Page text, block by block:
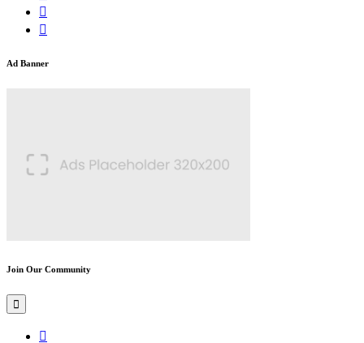
Ad Banner
Join Our Community